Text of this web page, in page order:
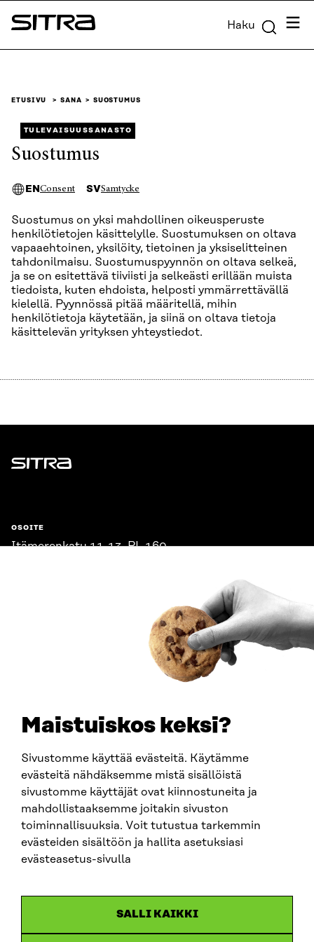
Maistuiskos keksi?
Sivustomme käyttää evästeitä. Käytämme
evästeitä nähdäksemme mistä sisällöistä
sivustomme käyttäjät ovat kiinnostuneita ja
mahdollistaaksemme joitakin sivuston
toiminnallisuuksia. Voit tutustua tarkemmin
evästeiden sisältöön ja hallita asetuksiasi
evästeasetus-sivulla
SALLI KAIKKI
Siirry
suoraan
Sitra Haku
ETUSIVU SANA SUOSTUMUS
TULEVAISUUSSANASTO
Suostumus
EN Consent SVSamtycke
Suostumus on yksi mahdollinen oikeusperuste
henkilötietojen käsittelylle. Suostumuksen on oltava
vapaaehtoinen, yksilöity, tietoinen ja yksiselitteinen
tahdonilmaisu. Suostumuspyynnön on oltava selkeä,
ja se on esitettävä tiiviisti ja selkeästi erillään muista
tiedoista, kuten ehdoista, helposti ymmärrettävällä
kielellä. Pyynnössä pitää määritellä, mihin
henkilötietoja käytetään, ja siinä on oltava tietoja
käsittelevän yrityksen yhteystiedot.
Sitra
OSOITE
Itämerenkatu 11-13, PL 160,
SITRA SOSIAALISESSA MEDIASSA
LinkedIn
Instagram
YouTube